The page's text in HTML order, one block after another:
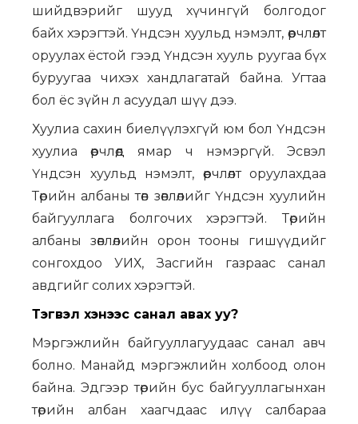
шийдвэрийг шууд хүчингүй болгодог
байх хэрэгтэй. Үндсэн хуульд нэмэлт, өөрчлөлт
оруулах ёстой гээд Үндсэн хууль руугаа бүх
буруугаа чихэх хандлагатай байна. Угтаа
бол ёс зүйн л асуудал шүү дээ.
Хуулиа сахин биелүүлэхгүй юм бол Үндсэн
хуулиа өөрчлөөд ямар ч нэмэргүй. Эсвэл
Үндсэн хуульд нэмэлт, өөрчлөлт оруулахдаа
Төрийн албаны төв зөвлөлийг Үндсэн хуулийн
байгууллага болгочих хэрэгтэй. Төрийн
албаны зөвлөлийн орон тооны гишүүдийг
сонгохдоо УИХ, Засгийн газраас санал
авдгийг солих хэрэгтэй.
Тэгвэл хэнээс санал авах уу?
Мэргэжлийн байгууллагуудаас санал авч
болно. Манайд мэргэжлийн холбоод олон
байна. Эдгээр төрийн бус байгууллагынхан
төрийн албан хаагчдаас илүү салбараа